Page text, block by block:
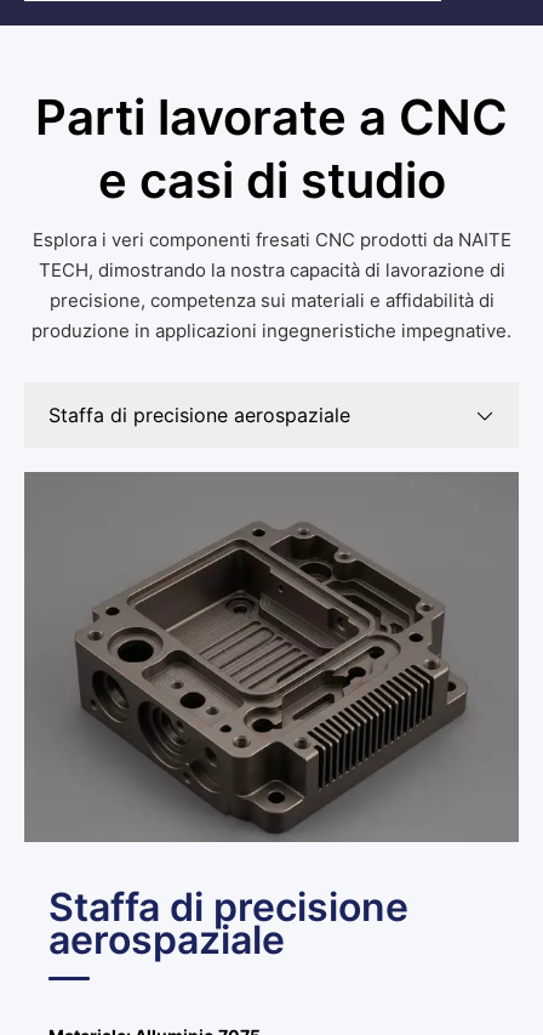
Parti lavorate a CNC
e casi di studio
Esplora i veri componenti fresati CNC prodotti da NAITE
TECH, dimostrando la nostra capacità di lavorazione di
precisione, competenza sui materiali e affidabilità di
produzione in applicazioni ingegneristiche impegnative.
Staffa di precisione aerospaziale
Custodia per dispositivi medici
Componente delle prestazioni automobilistiche
Utensili per attrezzature industriali
Staffa di precisione
aerospaziale